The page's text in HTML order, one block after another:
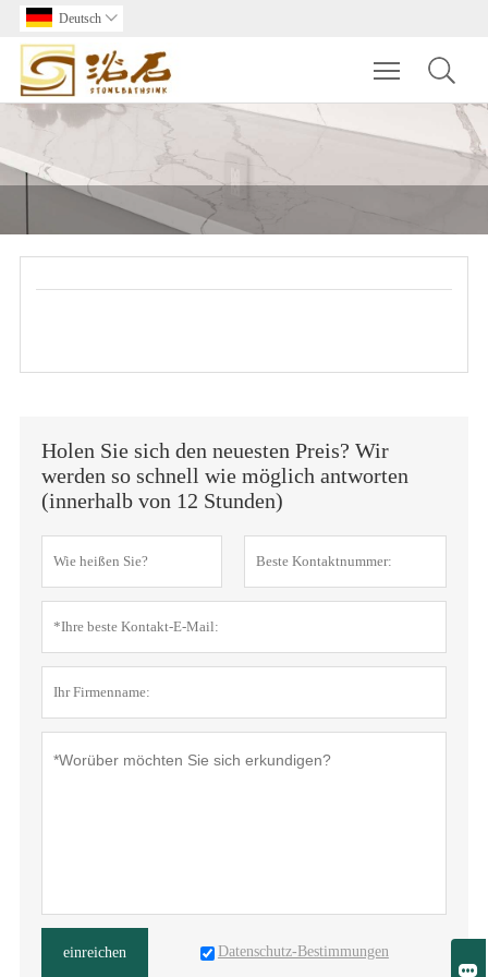

Deutsch 
Toggle
Holen Sie sich den neuesten Preis? Wir
werden so schnell wie möglich antworten
(innerhalb von 12 Stunden)
einreichen Datenschutz-Bestimmungen